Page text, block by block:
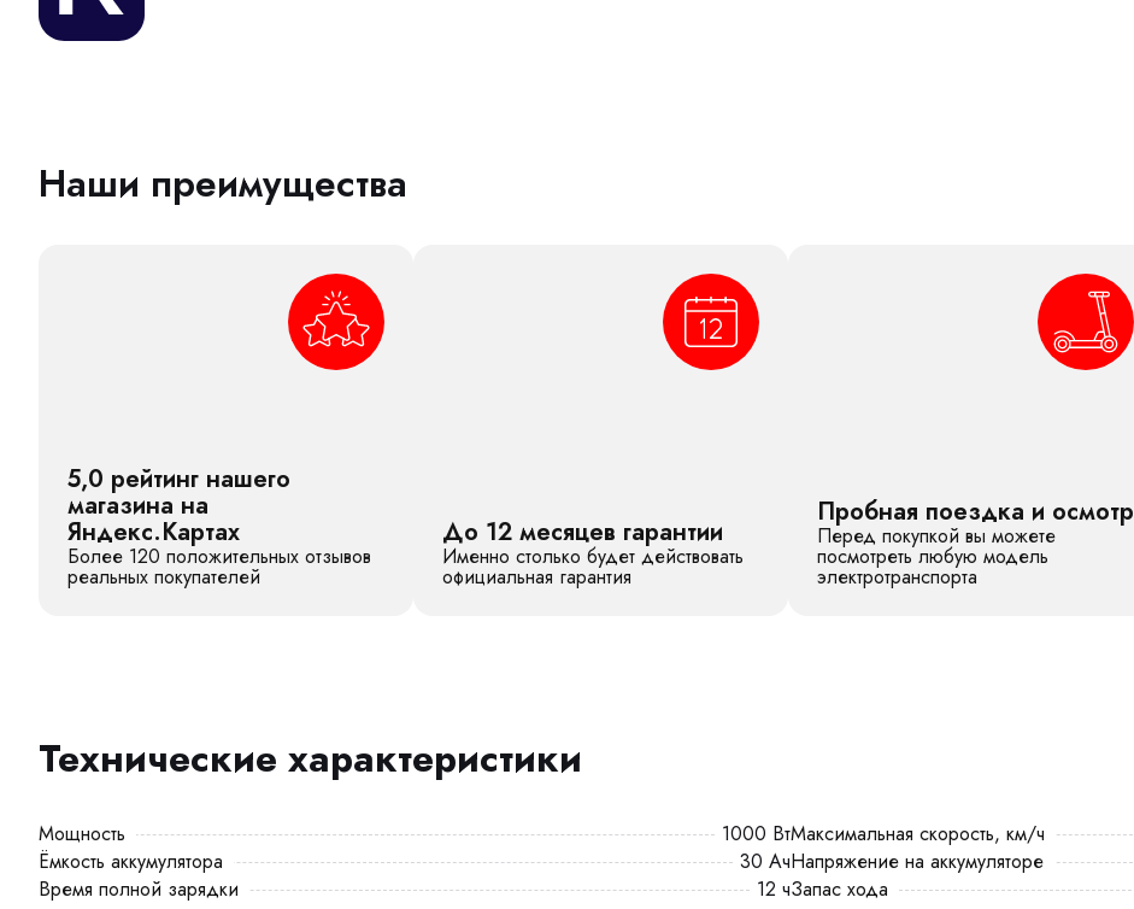
Наши преимущества
5,0 рейтинг нашего
магазина на
Яндекс.Картах
Более 120 положительных отзывов
реальных покупателей
До 12 месяцев гарантии
Именно столько будет действовать
официальная гарантия
Пробная поездка и осмотр
Перед покупкой вы можете
посмотреть любую модель
электротранспорта
Технические характеристики
Мощность 1000 ВтМаксимальная скорость, км/ч
Ёмкость аккумулятора
30 АчНапряжение на аккумуляторе
Время полной зарядки
12 чЗапас хода